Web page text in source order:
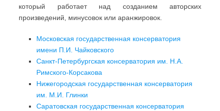
который работает над созданием авторских
произведений, минусовок или аранжировок.
Московская государственная консерватория
имени П.И. Чайковского
Санкт-Петербургская консерватория им. Н.А.
Римского-Корсакова
Нижегородская государственная консерватория
им. М.И. Глинки
Саратовская государственная консерватория